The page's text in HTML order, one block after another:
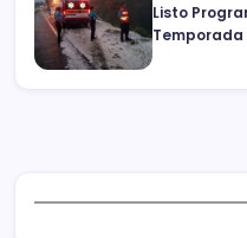
Listo
Temporada